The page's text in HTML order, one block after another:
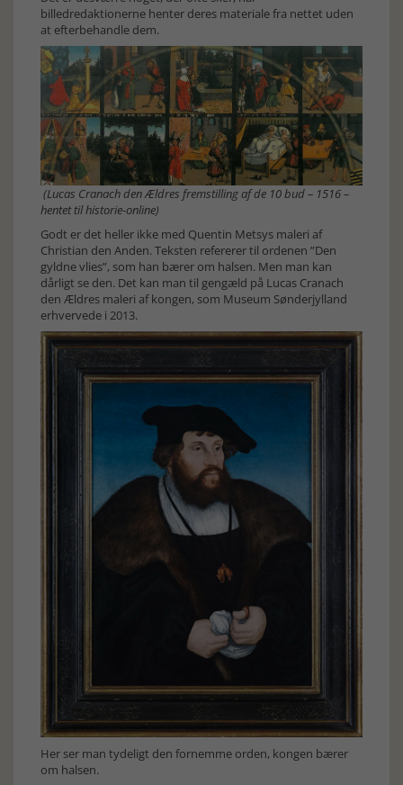
billedredaktionerne henter deres materiale fra nettet uden
at efterbehandle dem.
(Lucas Cranach den Ældres fremstilling af de 10 bud – 1516 –
hentet til historie-online)
Godt er det heller ikke med Quentin Metsys maleri af
Christian den Anden. Teksten refererer til ordenen ”Den
gyldne vlies”, som han bærer om halsen. Men man kan
dårligt se den. Det kan man til gengæld på Lucas Cranach
den Ældres maleri af kongen, som Museum Sønderjylland
erhvervede i 2013.
Her ser man tydeligt den fornemme orden, kongen bærer
om halsen.